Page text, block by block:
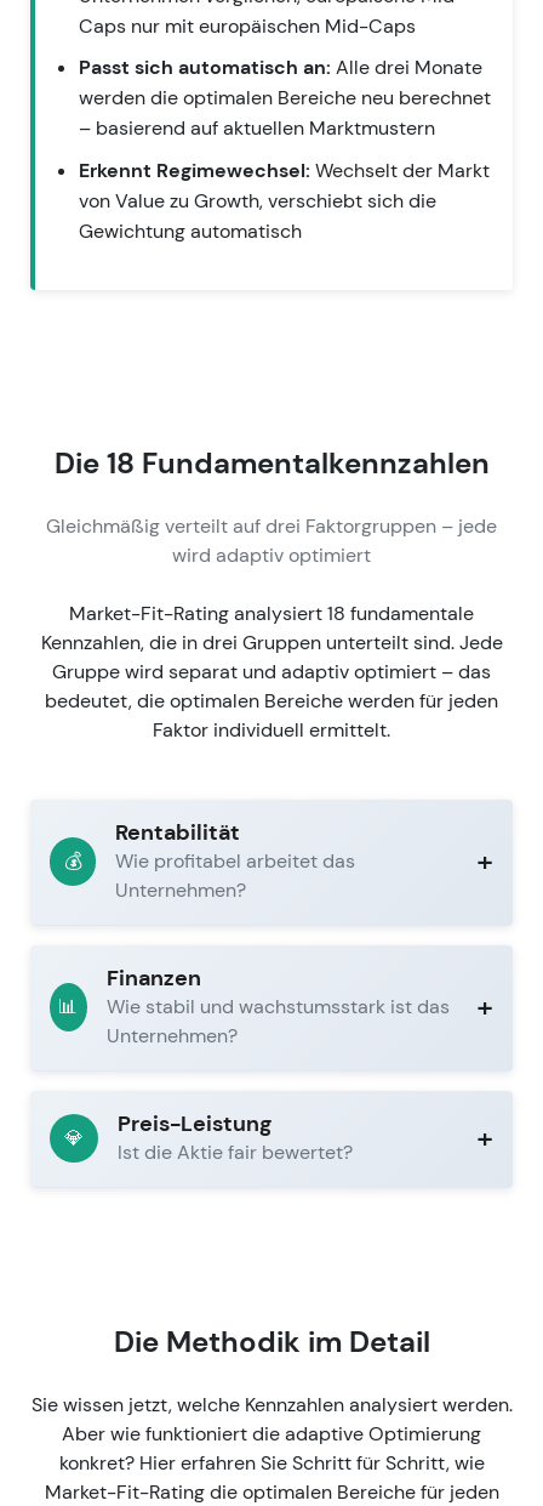
Caps nur mit europäischen Mid-Caps
Passt sich automatisch an: Alle drei Monate
werden die optimalen Bereiche neu berechnet
– basierend auf aktuellen Marktmustern
Erkennt Regimewechsel: Wechselt der Markt
von Value zu Growth, verschiebt sich die
Gewichtung automatisch
Die 18 Fundamentalkennzahlen
Gleichmäßig verteilt auf drei Faktorgruppen – jede
wird adaptiv optimiert
Market-Fit-Rating analysiert 18 fundamentale
Kennzahlen, die in drei Gruppen unterteilt sind. Jede
Gruppe wird separat und adaptiv optimiert – das
bedeutet, die optimalen Bereiche werden für jeden
Faktor individuell ermittelt.
💰
Rentabilität
Wie profitabel arbeitet das
Unternehmen?
+
📊
Finanzen
Wie stabil und wachstumsstark ist das
Unternehmen?
+
💎 Preis-Leistung
Ist die Aktie fair bewertet? +
Die Methodik im Detail
Sie wissen jetzt, welche Kennzahlen analysiert werden.
Aber wie funktioniert die adaptive Optimierung
konkret? Hier erfahren Sie Schritt für Schritt, wie
Market-Fit-Rating die optimalen Bereiche für jeden